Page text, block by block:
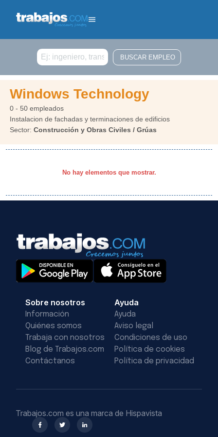
Buscar
Windows Technology
0 - 50 empleados
Instalacion de fachadas y terminaciones de edificios
Sector: Construcción y Obras Civiles / Grúas
No hay elementos que mostrar.
Sobre nosotros
Información
Quiénes somos
Trabaja con nosotros
Blog de Trabajos.com
Contáctanos
Ayuda
Ayuda
Aviso legal
Condiciones de uso
Política de cookies
Política de privacidad
Trabajos.com es una marca de Hispavista